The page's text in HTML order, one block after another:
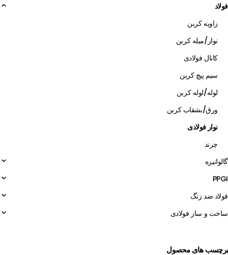
فولاد
زاویه کربن
نوار/میله کربن
کانال فولادی
سیم پیچ کربن
لوله/لوله کربن
ورق/بشقاب کربن
نوار فولادی
چرند
گالوانیزه
PPGI
فولاد ضد زنگ
ساخت و ساز فولادی
برچسب های محصول